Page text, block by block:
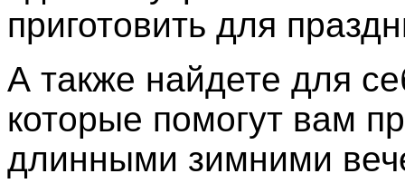
приготовить для
А также найдете для
которые помогут вам
длинными зимними